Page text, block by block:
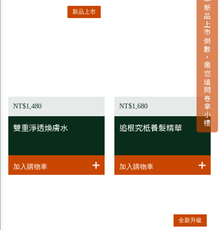
新品上市
NT$1,480
雙重淨透煥膚水
NT$1,680
追根究柢養髮精華
全新升級
新品上市倒數，邀您填問卷拿小禮